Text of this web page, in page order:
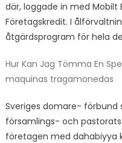
där, loggade in med Mobilt
Företagskredit. I
åtgärdsprogram för hela
Hur Kan Jag Tömma En
maquinas tragamonedas
Sveriges domare- förbund
församlings- och
företagen med dahabiyya